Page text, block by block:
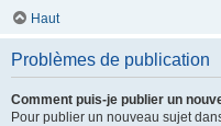
Haut
Problèmes de publication
Comment puis-je publier un
Pour publier un nouveau sujet